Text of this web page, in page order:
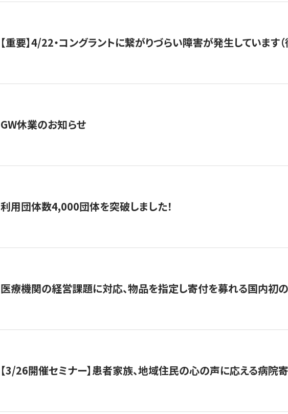
【重要】4/22・コングラントに繋がりづらい障害が発生しています（
GW休業のお知らせ
利用団体数4,000団体を突破しました！
医療機関の経営課題に対応、物品を指定し寄付を募れる国内初の
【3/26開催セミナー】患者家族、地域住民の心の声に応える病院